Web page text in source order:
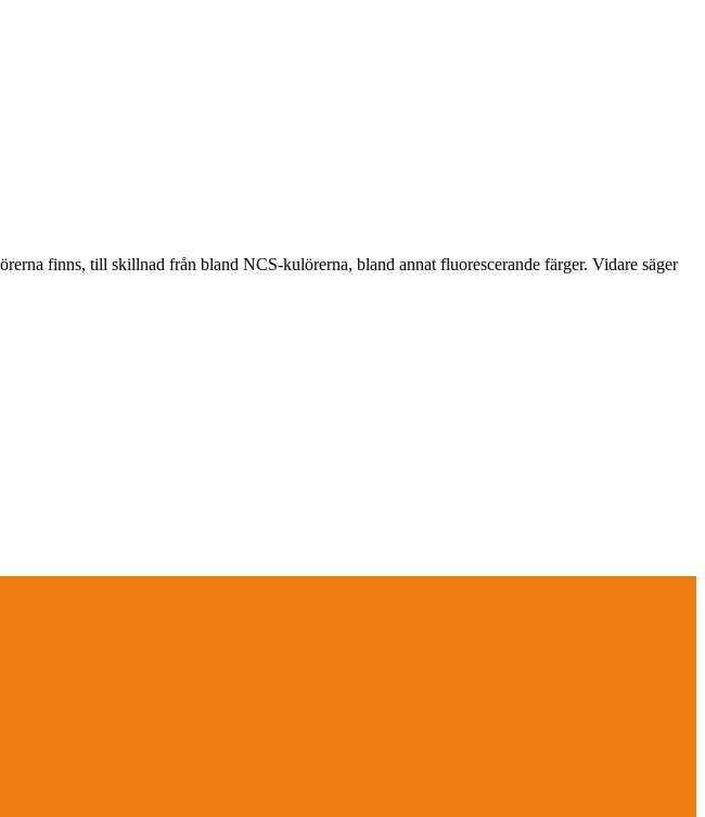
finns, till skillnad från bland NCS-kulörerna, bland annat fluorescerande färger. Vidare säger